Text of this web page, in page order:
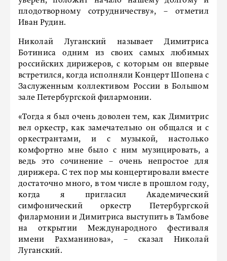
плодотворному сотрудничеству», – отметил
Иван Рудин.
Николай Луганский называет Димитриса
Ботиниса одним из своих самых любимых
российских дирижеров, с которым он впервые
встретился, когда исполняли Концерт Шопена с
Заслуженным коллективом России в Большом
зале Петербургской филармонии.
«Тогда я был очень доволен тем, как Димитрис
вел оркестр, как замечательно он общался и с
оркестрантами, и с музыкой, настолько
комфортно мне было с ним музицировать, а
ведь это сочинение – очень непростое для
дирижера. С тех пор мы концертировали вместе
достаточно много, в том числе в прошлом году,
когда я пригласил Академический
симфонический оркестр Петербургской
филармонии и Димитриса выступить в Тамбове
на открытии Международного фестиваля
имени Рахманинова», – сказал Николай
Луганский.